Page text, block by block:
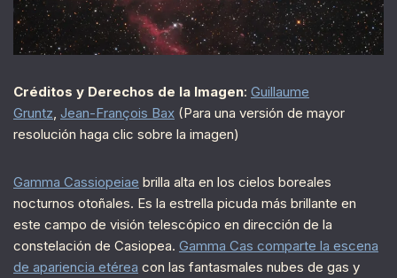
Créditos y Derechos de la Imagen: Guillaume
Gruntz, Jean-François Bax (Para una versión de mayor
resolución haga clic sobre la imagen)
Gamma Cassiopeiae brilla alta en los cielos boreales
nocturnos otoñales. Es la estrella picuda más brillante en
este campo de visión telescópico en dirección de la
constelación de Casiopea. Gamma Cas comparte la escena
de apariencia etérea con las fantasmales nubes de gas y